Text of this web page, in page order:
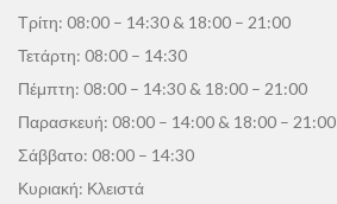
Τρίτη: 08:00 – 14:30 & 18:00 – 21:00
Τετάρτη: 08:00 – 14:30
Πέμπτη: 08:00 – 14:30 & 18:00 – 21:00
Παρασκευή: 08:00 – 14:00 & 18:00 – 21:00
Σάββατο: 08:00 – 14:30
Κυριακή: Κλειστά